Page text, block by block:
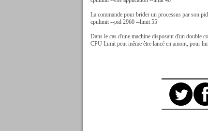
La commande pour brider un processus par son
cpulimit --pid 2960 --limit 55
Dans le cas d'une machine disposant d'un double
CPU Limit peut même être lancé en amont, pour